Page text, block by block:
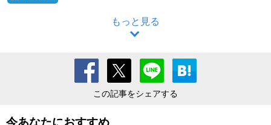
もっと見る
この記事をシェアする